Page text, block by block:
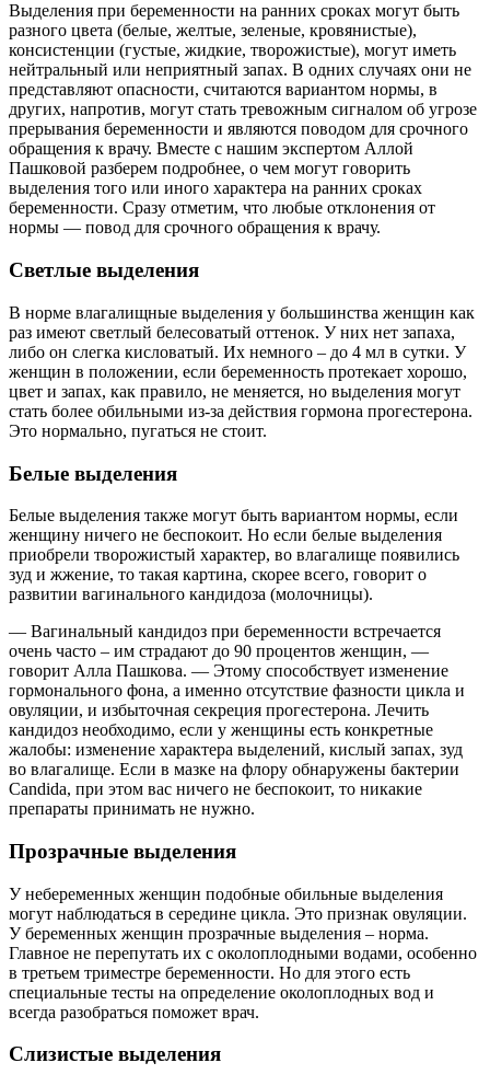
Выделения при беременности на ранних сроках могут быть
разного цвета (белые, желтые, зеленые, кровянистые),
консистенции (густые, жидкие, творожистые), могут иметь
нейтральный или неприятный запах. В одних случаях они не
представляют опасности, считаются вариантом нормы, в
других, напротив, могут стать тревожным сигналом об угрозе
прерывания беременности и являются поводом для срочного
обращения к врачу. Вместе с нашим экспертом Аллой
Пашковой разберем подробнее, о чем могут говорить
выделения того или иного характера на ранних сроках
беременности. Сразу отметим, что любые отклонения от
нормы — повод для срочного обращения к врачу.
Светлые выделения
В норме влагалищные выделения у большинства женщин как
раз имеют светлый белесоватый оттенок. У них нет запаха,
либо он слегка кисловатый. Их немного – до 4 мл в сутки. У
женщин в положении, если беременность протекает хорошо,
цвет и запах, как правило, не меняется, но выделения могут
стать более обильными из-за действия гормона прогестерона.
Это нормально, пугаться не стоит.
Белые выделения
Белые выделения также могут быть вариантом нормы, если
женщину ничего не беспокоит. Но если белые выделения
приобрели творожистый характер, во влагалище появились
зуд и жжение, то такая картина, скорее всего, говорит о
развитии вагинального кандидоза (молочницы).
— Вагинальный кандидоз при беременности встречается
очень часто – им страдают до 90 процентов женщин, —
говорит Алла Пашкова. — Этому способствует изменение
гормонального фона, а именно отсутствие фазности цикла и
овуляции, и избыточная секреция прогестерона. Лечить
кандидоз необходимо, если у женщины есть конкретные
жалобы: изменение характера выделений, кислый запах, зуд
во влагалище. Если в мазке на флору обнаружены бактерии
Candida, при этом вас ничего не беспокоит, то никакие
препараты принимать не нужно.
Прозрачные выделения
У небеременных женщин подобные обильные выделения
могут наблюдаться в середине цикла. Это признак овуляции.
У беременных женщин прозрачные выделения – норма.
Главное не перепутать их с околоплодными водами, особенно
в третьем триместре беременности. Но для этого есть
специальные тесты на определение околоплодных вод и
всегда разобраться поможет врач.
Слизистые выделения